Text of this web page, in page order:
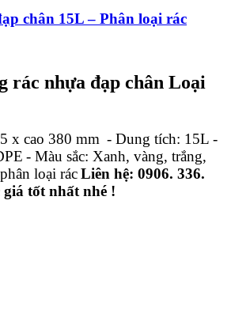
chân 15L – Phân loại rác
rác nhựa đạp chân Loại
x cao 380 mm - Dung tích: 15L -
- Màu sắc: Xanh, vàng, trắng,
loại rácLiên hệ: 0906. 336.
tốt nhất nhé !